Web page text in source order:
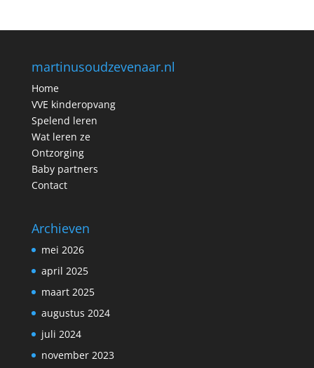
martinusoudzevenaar.nl
Home
VVE kinderopvang
Spelend leren
Wat leren ze
Ontzorging
Baby partners
Contact
Archieven
mei 2026
april 2025
maart 2025
augustus 2024
juli 2024
november 2023